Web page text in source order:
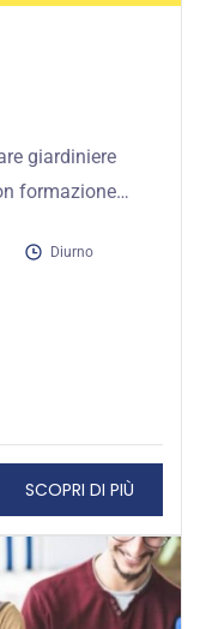
giardiniere
formazione
Diurno
SCOPRI DI PIÙ